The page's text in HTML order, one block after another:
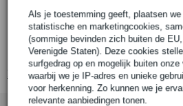
Als je toestemming geeft, plaatsen we
statistische en marketingcookies,
(sommige bevinden zich buiten de
Verenigde Staten). Deze cookies
surfgedrag op en mogelijk buiten onze
waarbij we je IP-adres en unieke
voor herkenning. Zo kunnen we je
relevante aanbiedingen tonen.
rms-vermogen: 0.5 W
nominale impedantie: 8 Ohm
frequentierespons: 450 – 7000 Hz
Bekijk alle productspecificaties